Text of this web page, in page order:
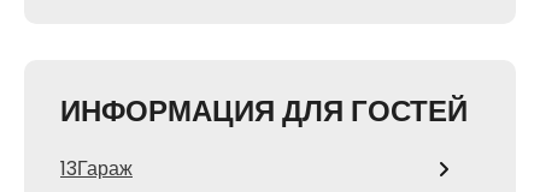
ИНФОРМАЦИЯ ДЛЯ ГОСТЕЙ
13Гараж